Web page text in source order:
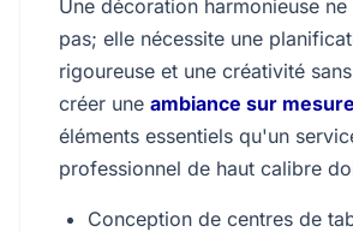
Une décoration harmonieuse
pas; elle nécessite une
rigoureuse et une créativité
créer une ambiance sur mesure
éléments essentiels qu'un
professionnel de haut calibre
Conception de centres de